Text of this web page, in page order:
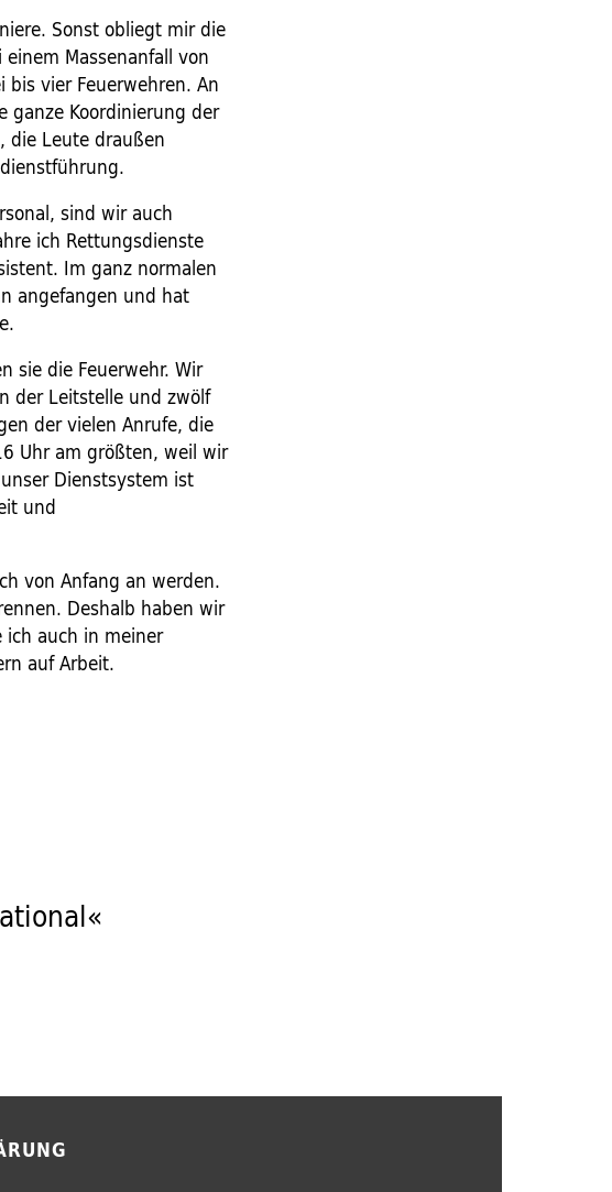
Sonst obliegt mir die
Massenanfall von
vier Feuerwehren. An
ganze Koordinierung der
die Leute draußen
sind wir auch
ich Rettungsdienste
Im ganz normalen
angefangen und hat
sie die Feuerwehr. Wir
der Leitstelle und zwölf
der vielen Anrufe, die
Uhr am größten, weil wir
Dienstsystem ist
und
von Anfang an werden.
Deshalb haben wir
ich auch in meiner
auf Arbeit.